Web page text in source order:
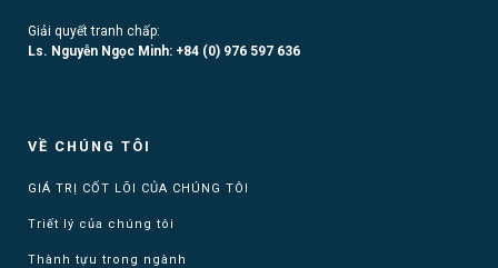
Giải quyết tranh chấp:
Ls. Nguyễn Ngọc Minh: +84 (0) 976 597 636
VỀ CHÚNG TÔI
GIÁ TRỊ CỐT LÕI CỦA CHÚNG TÔI
Triết lý của chúng tôi
Thành tựu trong ngành